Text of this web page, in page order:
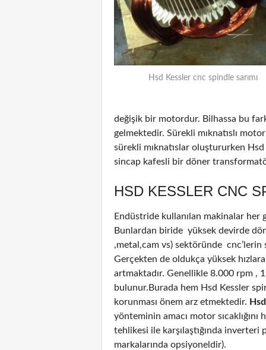
Hsd Kessler cnc spindle sarımı
değişik bir motordur. Bilhassa bu
gelmektedir. Sürekli mıknatıslı
sürekli mıknatıslar oluştururken
sincap kafesli bir döner
HSD KESSLER CNC
Endüstride kullanılan makinalar her
Bunlardan biride yüksek devirde
,metal,cam vs) sektöründe
Gerçekten de oldukça yüksek
artmaktadır. Genellikle 8.000 rpm ,
bulunur.Burada hem Hsd Kessler
korunması önem arz etmektedir.
yönteminin amacı motor sıcaklığını
tehlikesi ile karşılaştığında
markalarında opsiyoneldir).